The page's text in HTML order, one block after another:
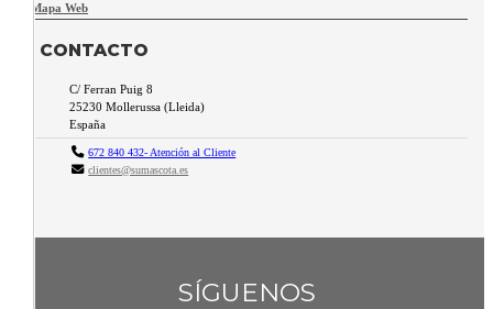
Mapa Web
CONTACTO
C/ Ferran Puig 8
25230 Mollerussa (Lleida)
España
672 840 432- Atención al Cliente
clientes@sumascota.es
SÍGUENOS